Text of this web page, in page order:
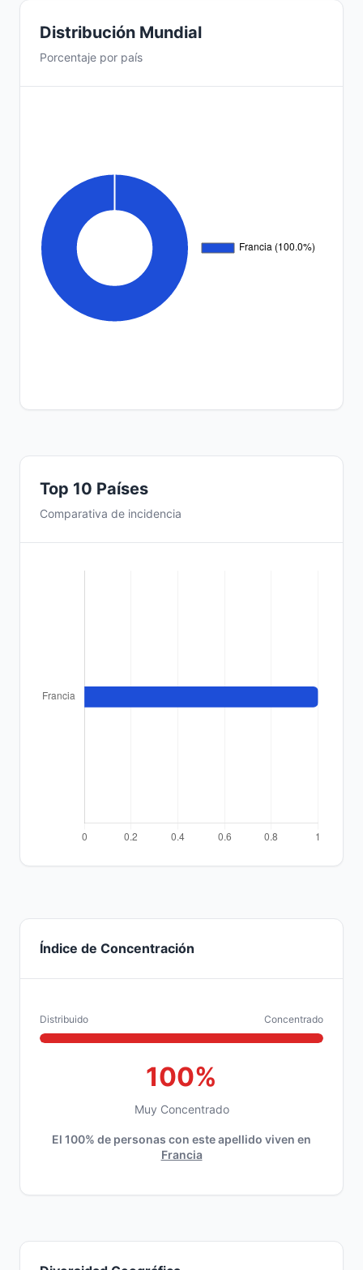
Distribución Mundial
Porcentaje por país
Top 10 Países
Comparativa de incidencia
Índice de Concentración
Distribuido Concentrado
100%
Muy Concentrado
El 100% de personas con este apellido viven en
Francia